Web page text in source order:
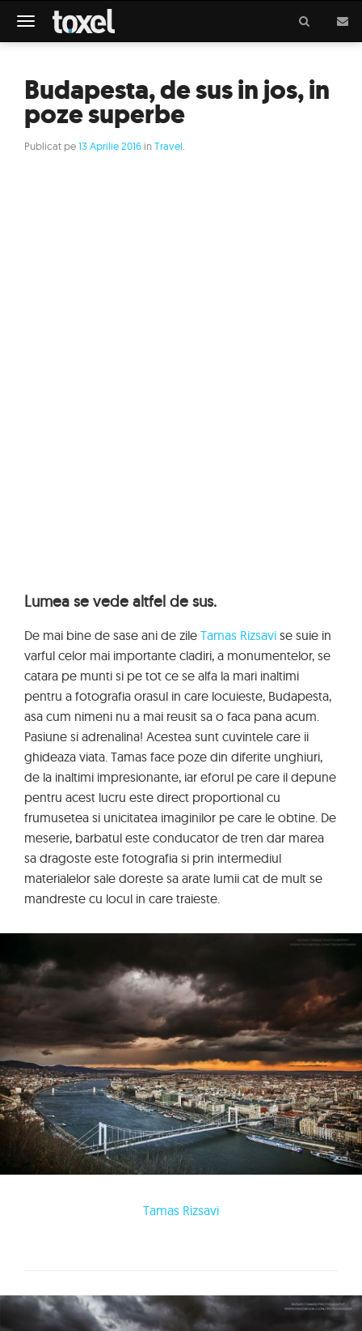
Meniu
Budapesta, de sus in jos, in
poze superbe
Publicat pe13 Aprilie 2016 inTravel
Lumea se vede altfel de sus.
De mai bine de sase ani de zile Tamas Rizsavi se suie in
varful celor mai importante cladiri, a monumentelor, se
catara pe munti si pe tot ce se alfa la mari inaltimi
pentru a fotografia orasul in care locuieste, Budapesta,
asa cum nimeni nu a mai reusit sa o faca pana acum.
Pasiune si adrenalina! Acestea sunt cuvintele care ii
ghideaza viata. Tamas face poze din diferite unghiuri,
de la inaltimi impresionante, iar eforul pe care il depune
pentru acest lucru este direct proportional cu
frumusetea si unicitatea imaginilor pe care le obtine. De
meserie, barbatul este conducator de tren dar marea
sa dragoste este fotografia si prin intermediul
materialelor sale doreste sa arate lumii cat de mult se
mandreste cu locul in care traieste.
Tamas Rizsavi